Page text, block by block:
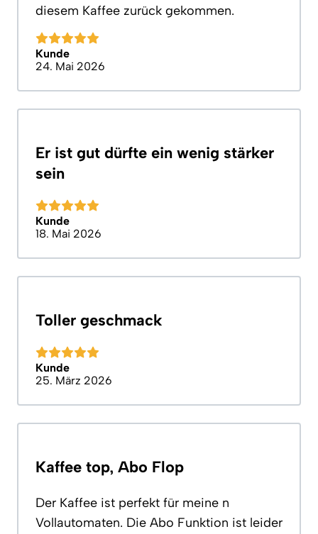
diesem Kaffee zurück gekommen.
Kunde
24. Mai 2026
Er ist gut dürfte ein wenig stärker
sein
Kunde
18. Mai 2026
Toller geschmack
Kunde
25. März 2026
Kaffee top, Abo Flop
Der Kaffee ist perfekt für meine n
Vollautomaten. Die Abo Funktion ist leider